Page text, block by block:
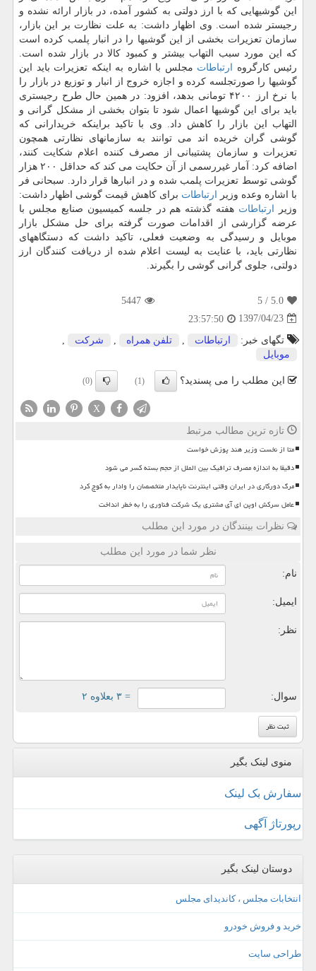
این گوشیهایی كه با ارز دولتی به كشور آمده، در بازار ارائه نشده و
رجیستر شده است. وی اظهار داشت: به علت نظارت بر این بازار،
سازمان تعزیرات بخشی از این گوشیها را در انبار پلمب كرده است
كه این مورد سبب التهاب بیشتر و كمبود كالا در بازار شده است.
رئیس كارگروه
ارتباطات مجلس با اشاره به اینكه تعزیرات باید این
گوشیها را صورتجلسه كرده و اجازه خروج از انبار و توزیع در بازار را
با نرخ ارز ۴۲۰۰ تومانی بدهد، افزود: در همین حال طرح رجیستری
باید برای این گوشیها اعمال شود تا بتوان بخشی از مشكل گرانی و
التهاب این بازار را كاهش داد. وی با تاكید براینكه خریدارانی كه
گوشی گران خریده اند می توانند به سازمانهای نظارتی همچون
تعزیرات و سازمان پشتیبانی از مصرف كننده اعلام شكایت كنند،
اضافه كرد: آمار غیررسمی از آن حكایت می كند كه حداقل ۲۰۰ هزار
گوشی توسط تعزیرات پلمب شده و در انبارها قرار دارد. سبحانی فر
با اشاره وعده وزیر
ارتباطات برای كاهش قیمت گوشی اظهار داشت:
وزیر
ارتباطات هفته گذشته هم در جلسه كمیسیون صنایع مجلس با
عرضه گزارشی از اقدامات صورت گرفته برای حل مشكل بازار
موبایل و رسیدگی به وضعیت فعلی، تاكید داشت كه دستگاههای
نظارتی باید، با عنایت به لیست اعلام شده از دریافت كنندگان ارز
دولتی، جلوی گرانی گوشی را بگیرند.
5.0
/ 5
5447
1397/04/23
23:57:50
تگهای خبر:
ارتباطات , تلفن همراه , شركت
,
موبایل
این مطلب را می پسندید؟ (1)
(0)
X
تازه ترین مطالب مرتبط
متا از نخست وزیر هند پوزش خواست
دقیقا به اندازه مصرف ترافیک بین الملل از حجم بسته کسر می شود
مرگ دورکاری در ایران وقتی اینترنت ناپایدار متخصصان را وادار به کوچ کرد
عامل سرکش اوپن ای آی مشتری یک شرکت فناوری را به خطر انداخت
نظرات بینندگان در مورد این مطلب
نظر شما در مورد این مطلب
نام:
ایمیل:
نظر:
سوال: = ۳ بعلاوه ۲
منوی لینک بگیر
سفارش بک لینک
رپورتاژ آگهی
دوستان لینک بگیر
انتخابات مجلس ، کاندیدای مجلس
خرید و فروش خودرو
طراحی سایت